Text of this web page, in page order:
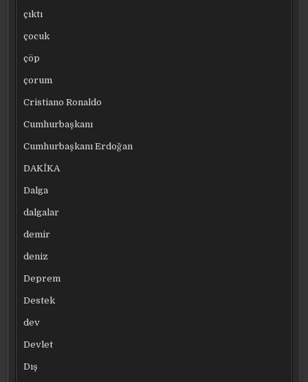
çıktı
çocuk
çöp
çorum
Cristiano Ronaldo
Cumhurbaşkanı
Cumhurbaşkanı Erdoğan
DAKİKA
Dalga
dalgalar
demir
deniz
Deprem
Destek
dev
Devlet
Dış